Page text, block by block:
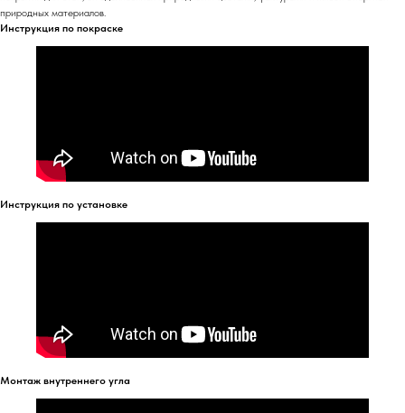
природных материалов.
Инструкция по покраске
Инструкция по установке
Монтаж внутреннего угла